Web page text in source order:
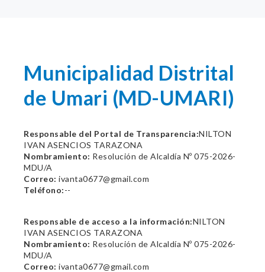
Municipalidad Distrital
de Umari (MD-UMARI)
Responsable del Portal de Transparencia:NILTON
IVAN ASENCIOS TARAZONA
Nombramiento: Resolución de Alcaldía Nº 075-2026-
MDU/A
Correo: ivanta0677@gmail.com
Teléfono:--
Responsable de acceso a la información:NILTON
IVAN ASENCIOS TARAZONA
Nombramiento: Resolución de Alcaldía Nº 075-2026-
MDU/A
Correo: ivanta0677@gmail.com